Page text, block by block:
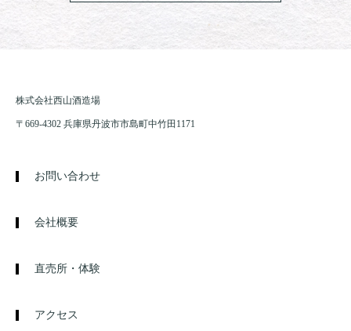
株式会社西山酒造場
〒669-4302 兵庫県丹波市市島町中竹田1171
お問い合わせ
会社概要
直売所・体験
アクセス